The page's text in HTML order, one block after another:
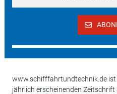
www.schifffahrtundtechnik.de ist
jährlich erscheinenden